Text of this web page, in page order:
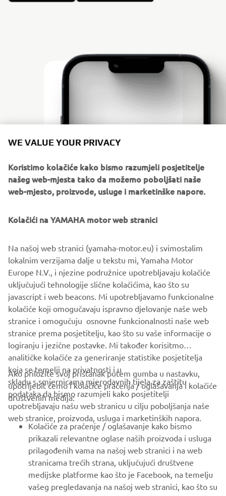
DOWNLOAD
Please click one of the icons to download the free Garmin
StreetCross App.
CORPORATE
FOR BUSINESS
MORE YAMAHA
SUPPORT
WE VALUE YOUR PRIVACY
Koristimo kolačiće kako bismo razumjeli posjetitelje
našeg web-mjesta tako da možemo poboljšati naše
web-mjesto, proizvode, usluge i marketinške napore.
Kolačići na YAMAHA motor web stranici
Na našoj web stranici (yamaha-motor.eu) i svimostalim
lokalnim verzijama dalje u tekstu mi, Yamaha Motor
Europe N.V., i njezine podružnice upotrebljavaju kolačiće
uključujući tehnologije slične kolačićima, kao što su
javascript i web beacons. Mi upotrebljavamo funkcionalne
kolačiće koji omogučavaju ispravno djelovanje naše web
stranice i omogučuju osnovne funkcionalnosti naše web
stranice prema posjetitelju, kao što su vaše informacije o
logiranju i jezične postavke. Mi također korisitmo
analitičke kolačiće za generiranje statistike posjetitelja
koja se temelji na privatnosti i u
skladu s smjernicama mjerodavnih tijela za zaštitu
podataka da bismo razumjeli kako posjetitelji
upotrebljavaju našu web stranicu u cilju poboljšanja naše
web stranice, proizvoda, usluga i marketinških napora.
Ako priložite svoj pristanak putem gumba u nastavku,
upotrijebit ćemo i kolačiće praćenja / oglašavanja i kolačiće
društvenih medija:
Kolačiće za praćenje / oglašavanje kako bismo
prikazali relevantne oglase naših proizvoda i usluga
prilagođenih vama na našoj web stranici i na web
stranicama trećih strana, uključujući društvene
medijske platforme kao što je Facebook, na temelju
vašeg pregledavanja na našoj web stranici, kao što su